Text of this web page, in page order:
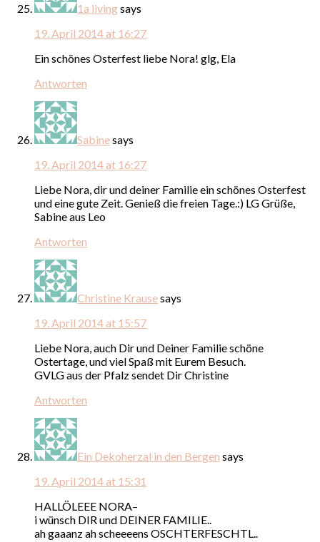
1a livingsays
19. April 2014 at 16:27
Ein schönes Osterfest liebe Nora! glg, Ela
Antworten
Sabinesays
19. April 2014 at 16:27
Liebe Nora, dir und deiner Familie ein schönes Osterfest
und eine gute Zeit. Genieß die freien Tage.:) LG Grüße,
Sabine aus Leo
Antworten
Christine Krausesays
19. April 2014 at 15:57
Liebe Nora, auch Dir und Deiner Familie schöne
Ostertage, und viel Spaß mit Eurem Besuch.
GVLG aus der Pfalz sendet Dir Christine
Antworten
Ein Dekoherzal in den Bergen says
19. April 2014 at 15:31
HALLÖLEEE NORA–
i wünsch DIR und DEINER FAMILIE..
ah gaaanz ah scheeeens OSCHTERFESCHTL..